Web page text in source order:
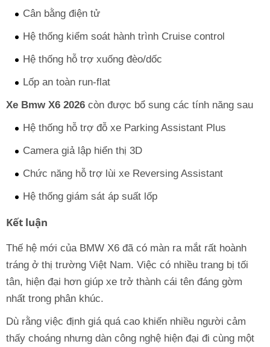
Cân bằng điện tử
Hệ thống kiểm soát hành trình Cruise control
Hệ thống hỗ trợ xuống đèo/dốc
Lốp an toàn run-flat
Xe Bmw X6 2026 còn được bổ sung các tính năng sau
Hệ thống hỗ trợ đỗ xe Parking Assistant Plus
Camera giả lập hiển thị 3D
Chức năng hỗ trợ lùi xe Reversing Assistant
Hệ thống giám sát áp suất lốp
Kết luận
Thế hệ mới của BMW X6 đã có màn ra mắt rất hoành
tráng ở thị trường Việt Nam. Việc có nhiều trang bị tối
tân, hiện đại hơn giúp xe trở thành cái tên đáng gờm
nhất trong phân khúc.
Dù rằng việc định giá quá cao khiến nhiều người cảm
thấy choáng nhưng dàn công nghệ hiện đại đi cùng một